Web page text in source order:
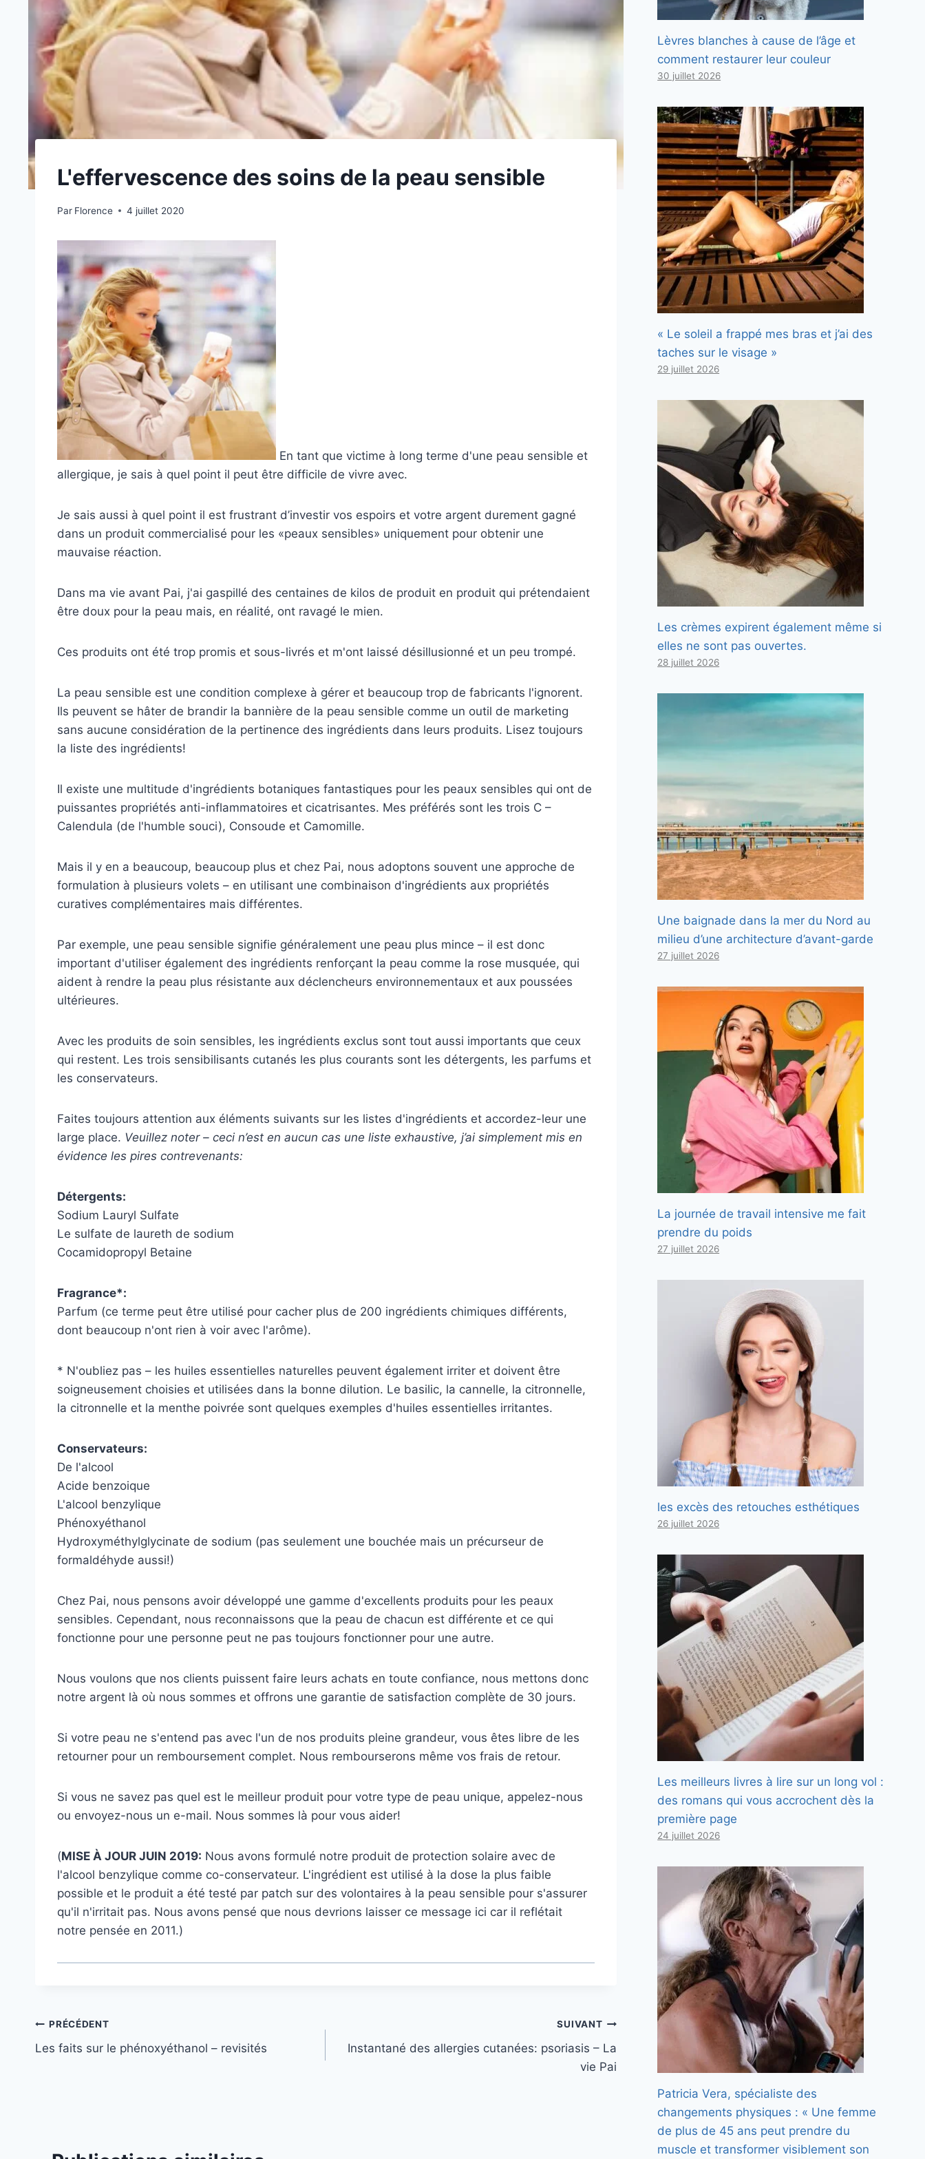
L'effervescence des soins de la peau sensible
Par Florence 4 juillet 2020
En tant que victime à long terme d'une peau sensible et
allergique, je sais à quel point il peut être difficile de vivre avec.
Je sais aussi à quel point il est frustrant d’investir vos espoirs et votre argent durement gagné
dans un produit commercialisé pour les «peaux sensibles» uniquement pour obtenir une
mauvaise réaction.
Dans ma vie avant Pai, j'ai gaspillé des centaines de kilos de produit en produit qui prétendaient
être doux pour la peau mais, en réalité, ont ravagé le mien.
Ces produits ont été trop promis et sous-livrés et m'ont laissé désillusionné et un peu trompé.
La peau sensible est une condition complexe à gérer et beaucoup trop de fabricants l'ignorent.
Ils peuvent se hâter de brandir la bannière de la peau sensible comme un outil de marketing
sans aucune considération de la pertinence des ingrédients dans leurs produits. Lisez toujours
la liste des ingrédients!
Il existe une multitude d'ingrédients botaniques fantastiques pour les peaux sensibles qui ont de
puissantes propriétés anti-inflammatoires et cicatrisantes. Mes préférés sont les trois C –
Calendula (de l'humble souci), Consoude et Camomille.
Mais il y en a beaucoup, beaucoup plus et chez Pai, nous adoptons souvent une approche de
formulation à plusieurs volets – en utilisant une combinaison d'ingrédients aux propriétés
curatives complémentaires mais différentes.
Par exemple, une peau sensible signifie généralement une peau plus mince – il est donc
important d'utiliser également des ingrédients renforçant la peau comme la rose musquée, qui
aident à rendre la peau plus résistante aux déclencheurs environnementaux et aux poussées
ultérieures.
Avec les produits de soin sensibles, les ingrédients exclus sont tout aussi importants que ceux
qui restent. Les trois sensibilisants cutanés les plus courants sont les détergents, les parfums et
les conservateurs.
Faites toujours attention aux éléments suivants sur les listes d'ingrédients et accordez-leur une
large place. Veuillez noter – ceci n’est en aucun cas une liste exhaustive, j’ai simplement mis en
évidence les pires contrevenants:
Détergents:
Sodium Lauryl Sulfate
Le sulfate de laureth de sodium
Cocamidopropyl Betaine
Fragrance*:
Parfum (ce terme peut être utilisé pour cacher plus de 200 ingrédients chimiques différents,
dont beaucoup n'ont rien à voir avec l'arôme).
* N'oubliez pas – les huiles essentielles naturelles peuvent également irriter et doivent être
soigneusement choisies et utilisées dans la bonne dilution. Le basilic, la cannelle, la citronnelle,
la citronnelle et la menthe poivrée sont quelques exemples d'huiles essentielles irritantes.
Conservateurs:
De l'alcool
Acide benzoique
L'alcool benzylique
Phénoxyéthanol
Hydroxyméthylglycinate de sodium (pas seulement une bouchée mais un précurseur de
formaldéhyde aussi!)
Chez Pai, nous pensons avoir développé une gamme d'excellents produits pour les peaux
sensibles. Cependant, nous reconnaissons que la peau de chacun est différente et ce qui
fonctionne pour une personne peut ne pas toujours fonctionner pour une autre.
Nous voulons que nos clients puissent faire leurs achats en toute confiance, nous mettons donc
notre argent là où nous sommes et offrons une garantie de satisfaction complète de 30 jours.
Si votre peau ne s'entend pas avec l'un de nos produits pleine grandeur, vous êtes libre de les
retourner pour un remboursement complet. Nous rembourserons même vos frais de retour.
Si vous ne savez pas quel est le meilleur produit pour votre type de peau unique, appelez-nous
ou envoyez-nous un e-mail. Nous sommes là pour vous aider!
(MISE À JOUR JUIN 2019: Nous avons formulé notre produit de protection solaire avec de
l'alcool benzylique comme co-conservateur. L'ingrédient est utilisé à la dose la plus faible
possible et le produit a été testé par patch sur des volontaires à la peau sensible pour s'assurer
qu'il n'irritait pas. Nous avons pensé que nous devrions laisser ce message ici car il reflétait
notre pensée en 2011.)
Navigation
de
PRÉCÉDENT
Les faits sur le phénoxyéthanol – revisités
SUIVANT
Instantané des allergies cutanées: psoriasis – La
vie Pai
Lèvres blanches à cause de l’âge et
comment restaurer leur couleur
30 juillet 2026
« Le soleil a frappé mes bras et j’ai des
taches sur le visage »
29 juillet 2026
Les crèmes expirent également même si
elles ne sont pas ouvertes.
28 juillet 2026
Une baignade dans la mer du Nord au
milieu d’une architecture d’avant-garde
27 juillet 2026
La journée de travail intensive me fait
prendre du poids
27 juillet 2026
les excès des retouches esthétiques
26 juillet 2026
Les meilleurs livres à lire sur un long vol :
des romans qui vous accrochent dès la
première page
24 juillet 2026
Patricia Vera, spécialiste des
changements physiques : « Une femme
de plus de 45 ans peut prendre du
muscle et transformer visiblement son